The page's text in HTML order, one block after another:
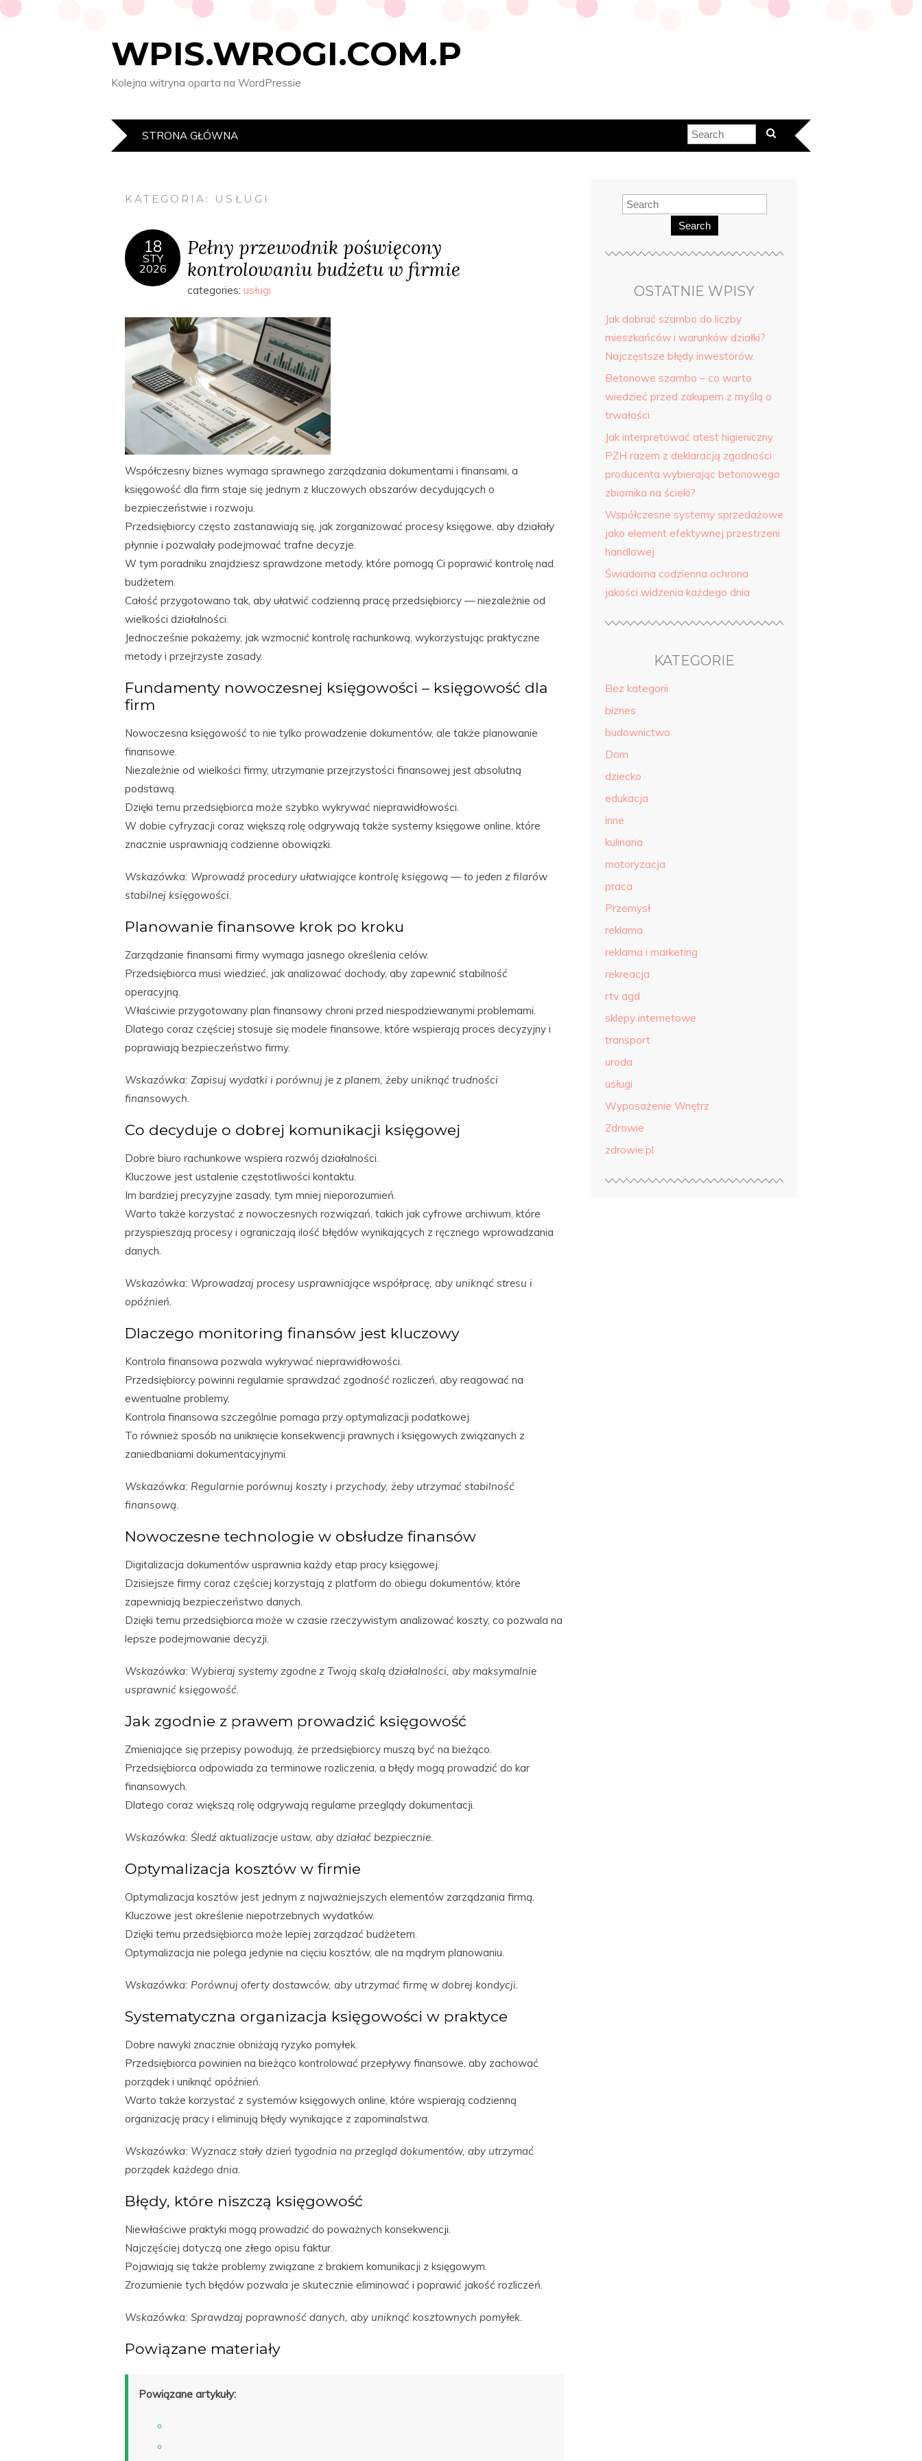
WPIS.WROGI.COM.P
Kolejna witryna oparta na WordPressie
STRONA GŁÓWNA
KATEGORIA: USŁUGI
18
STY
2026
Pełny przewodnik poświęcony
kontrolowaniu budżetu w firmie
categories: usługi
Współczesny biznes wymaga sprawnego zarządzania dokumentami i finansami, a
księgowość dla firm staje się jednym z kluczowych obszarów decydujących o
bezpieczeństwie i rozwoju.
Przedsiębiorcy często zastanawiają się, jak zorganizować procesy księgowe, aby działały
płynnie i pozwalały podejmować trafne decyzje.
W tym poradniku znajdziesz sprawdzone metody, które pomogą Ci poprawić kontrolę nad
budżetem.
Całość przygotowano tak, aby ułatwić codzienną pracę przedsiębiorcy — niezależnie od
wielkości działalności.
Jednocześnie pokażemy, jak wzmocnić kontrolę rachunkową, wykorzystując praktyczne
metody i przejrzyste zasady.
Fundamenty nowoczesnej księgowości – księgowość dla
firm
Nowoczesna księgowość to nie tylko prowadzenie dokumentów, ale także planowanie
finansowe.
Niezależnie od wielkości firmy, utrzymanie przejrzystości finansowej jest absolutną
podstawą.
Dzięki temu przedsiębiorca może szybko wykrywać nieprawidłowości.
W dobie cyfryzacji coraz większą rolę odgrywają także systemy księgowe online, które
znacznie usprawniają codzienne obowiązki.
Wskazówka: Wprowadź procedury ułatwiające kontrolę księgową — to jeden z filarów
stabilnej księgowości.
Planowanie finansowe krok po kroku
Zarządzanie finansami firmy wymaga jasnego określenia celów.
Przedsiębiorca musi wiedzieć, jak analizować dochody, aby zapewnić stabilność
operacyjną.
Właściwie przygotowany plan finansowy chroni przed niespodziewanymi problemami.
Dlatego coraz częściej stosuje się modele finansowe, które wspierają proces decyzyjny i
poprawiają bezpieczeństwo firmy.
Wskazówka: Zapisuj wydatki i porównuj je z planem, żeby uniknąć trudności
finansowych.
Co decyduje o dobrej komunikacji księgowej
Dobre biuro rachunkowe wspiera rozwój działalności.
Kluczowe jest ustalenie częstotliwości kontaktu.
Im bardziej precyzyjne zasady, tym mniej nieporozumień.
Warto także korzystać z nowoczesnych rozwiązań, takich jak cyfrowe archiwum, które
przyspieszają procesy i ograniczają ilość błędów wynikających z ręcznego wprowadzania
danych.
Wskazówka: Wprowadzaj procesy usprawniające współpracę, aby uniknąć stresu i
opóźnień.
Dlaczego monitoring finansów jest kluczowy
Kontrola finansowa pozwala wykrywać nieprawidłowości.
Przedsiębiorcy powinni regularnie sprawdzać zgodność rozliczeń, aby reagować na
ewentualne problemy.
Kontrola finansowa szczególnie pomaga przy optymalizacji podatkowej.
To również sposób na uniknięcie konsekwencji prawnych i księgowych związanych z
zaniedbaniami dokumentacyjnymi.
Wskazówka: Regularnie porównuj koszty i przychody, żeby utrzymać stabilność
finansową.
Nowoczesne technologie w obsłudze finansów
Digitalizacja dokumentów usprawnia każdy etap pracy księgowej.
Dzisiejsze firmy coraz częściej korzystają z platform do obiegu dokumentów, które
zapewniają bezpieczeństwo danych.
Dzięki temu przedsiębiorca może w czasie rzeczywistym analizować koszty, co pozwala na
lepsze podejmowanie decyzji.
Wskazówka: Wybieraj systemy zgodne z Twoją skalą działalności, aby maksymalnie
usprawnić księgowość.
Jak zgodnie z prawem prowadzić księgowość
Zmieniające się przepisy powodują, że przedsiębiorcy muszą być na bieżąco.
Przedsiębiorca odpowiada za terminowe rozliczenia, a błędy mogą prowadzić do kar
finansowych.
Dlatego coraz większą rolę odgrywają regularne przeglądy dokumentacji.
Wskazówka: Śledź aktualizacje ustaw, aby działać bezpiecznie.
Optymalizacja kosztów w firmie
Optymalizacja kosztów jest jednym z najważniejszych elementów zarządzania firmą.
Kluczowe jest określenie niepotrzebnych wydatków.
Dzięki temu przedsiębiorca może lepiej zarządzać budżetem.
Optymalizacja nie polega jedynie na cięciu kosztów, ale na mądrym planowaniu.
Wskazówka: Porównuj oferty dostawców, aby utrzymać firmę w dobrej kondycji.
Systematyczna organizacja księgowości w praktyce
Dobre nawyki znacznie obniżają ryzyko pomyłek.
Przedsiębiorca powinien na bieżąco kontrolować przepływy finansowe, aby zachować
porządek i uniknąć opóźnień.
Warto także korzystać z systemów księgowych online, które wspierają codzienną
organizację pracy i eliminują błędy wynikające z zapominalstwa.
Wskazówka: Wyznacz stały dzień tygodnia na przegląd dokumentów, aby utrzymać
porządek każdego dnia.
Błędy, które niszczą księgowość
Niewłaściwe praktyki mogą prowadzić do poważnych konsekwencji.
Najczęściej dotyczą one złego opisu faktur.
Pojawiają się także problemy związane z brakiem komunikacji z księgowym.
Zrozumienie tych błędów pozwala je skutecznie eliminować i poprawić jakość rozliczeń.
Wskazówka: Sprawdzaj poprawność danych, aby uniknąć kosztownych pomyłek.
Powiązane materiały
Powiązane artykuły:
Search
OSTATNIE WPISY
Jak dobrać szambo do liczby
mieszkańców i warunków działki?
Najczęstsze błędy inwestorów.
Betonowe szambo – co warto
wiedzieć przed zakupem z myślą o
trwałości
Jak interpretować atest higieniczny
PZH razem z deklaracją zgodności
producenta wybierając betonowego
zbiornika na ścieki?
Współczesne systemy sprzedażowe
jako element efektywnej przestrzeni
handlowej
Świadoma codzienna ochrona
jakości widzenia każdego dnia
KATEGORIE
Bez kategorii
biznes
budownictwo
Dom
dziecko
edukacja
inne
kulinaria
motoryzacja
praca
Przemysł
reklama
reklama i marketing
rekreacja
rtv agd
sklepy internetowe
transport
uroda
usługi
Wyposażenie Wnętrz
Zdrowie
zdrowie.pl